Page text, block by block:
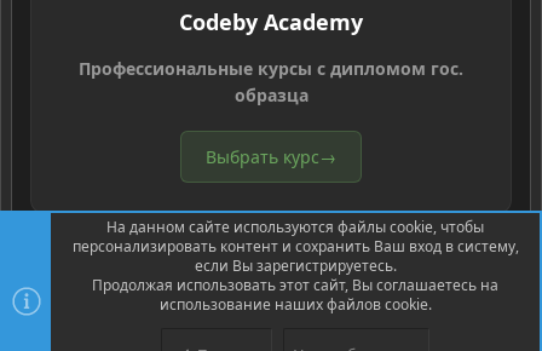
Codeby Academy
Профессиональные курсы с дипломом гос.
образца
Выбрать курс→
Community platform by XenForo ® © 2010-2026 XenForo Ltd.
На данном сайте используются файлы cookie, чтобы
персонализировать контент и сохранить Ваш вход в систему,
если Вы зарегистрируетесь.
Продолжая использовать этот сайт, Вы соглашаетесь на
использование наших файлов cookie.